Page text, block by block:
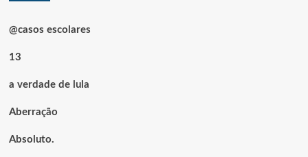
@casos escolares
13
a verdade de lula
Aberração
Absoluto.